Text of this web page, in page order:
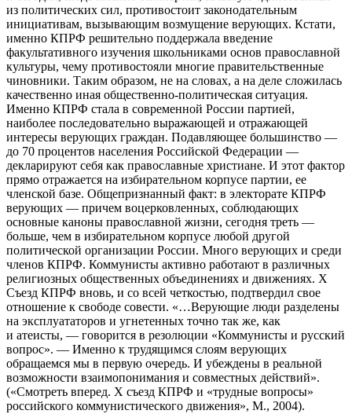
из политических сил, противостоит законодательным
инициативам, вызывающим возмущение верующих. Кстати,
именно КПРФ решительно поддержала введение
факультативного изучения школьниками основ православной
культуры, чему противостояли многие правительственные
чиновники. Таким образом, не на словах, а на деле сложилась
качественно иная общественно-политическая ситуация.
Именно КПРФ стала в современной России партией,
наиболее последовательно выражающей и отражающей
интересы верующих граждан. Подавляющее большинство —
до 70 процентов населения Российской Федерации —
декларируют себя как православные христиане. И этот фактор
прямо отражается на избирательном корпусе партии, ее
членской базе. Общепризнанный факт: в электорате КПРФ
верующих — причем воцерковленных, соблюдающих
основные каноны православной жизни, сегодня треть —
больше, чем в избирательном корпусе любой другой
политической организации России. Много верующих и среди
членов КПРФ. Коммунисты активно работают в различных
религиозных общественных объединениях и движениях. X
Съезд КПРФ вновь, и со всей четкостью, подтвердил свое
отношение к свободе совести. «…Верующие люди разделены
на эксплуататоров и угнетенных точно так же, как
и атеисты, — говорится в резолюции «Коммунисты и русский
вопрос». — Именно к трудящимся слоям верующих
обращаемся мы в первую очередь. И убеждены в реальной
возможности взаимопонимания и совместных действий».
(«Смотреть вперед. X съезд КПРФ и «трудные вопросы»
российского коммунистического движения», М., 2004).